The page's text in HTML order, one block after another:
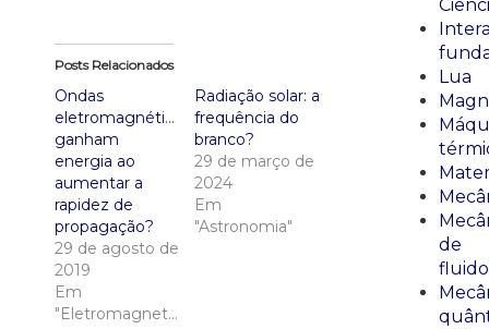
Posts Relacionados
Ondas
eletromagnéticas:
ganham
energia ao
aumentar a
rapidez de
propagação?
29 de agosto de
2019
Em
"Eletromagnetismo"
Radiação solar: a
frequência do
branco?
29 de março de
2024
Em
"Astronomia"
Lua
de